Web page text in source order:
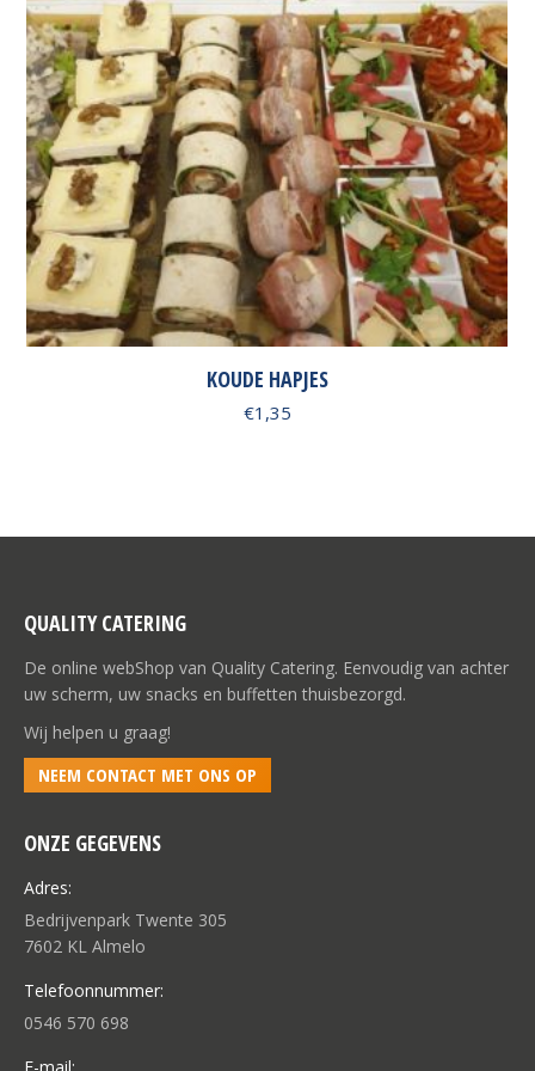
KOUDE HAPJES
€1,35
QUALITY CATERING
De online webShop van Quality Catering. Eenvoudig van achter
uw scherm, uw snacks en buffetten thuisbezorgd.
Wij helpen u graag!
NEEM CONTACT MET ONS OP
ONZE GEGEVENS
Adres:
Bedrijvenpark Twente 305
7602 KL Almelo
Telefoonnummer:
0546 570 698